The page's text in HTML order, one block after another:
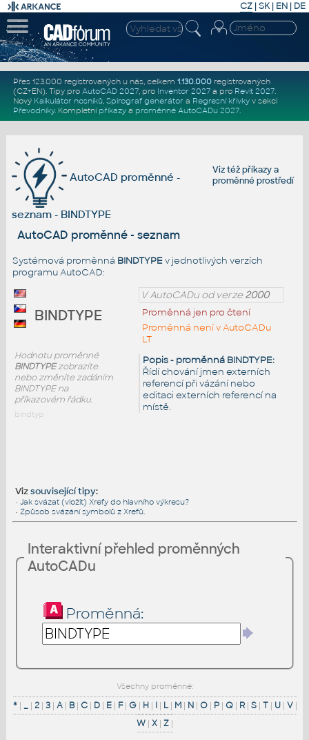
CZ | SK| EN | DE
Přes 123.000 registrovaných u nás, celkem 1.130.000registrovaných
(CZ+EN). Tipy pro AutoCAD 2027, pro Inventor 2027a pro Revit 2027.
Nový Kalkulátor nosníků, Spirograf generátor a Regresní křivkyv sekci
Převodníky. Kompletní příkazya proměnné AutoCADu 2027.
Viz téžpříkazya
proměnné prostředí
AutoCAD proměnné -
seznam - BINDTYPE
AutoCAD proměnné - seznam
Systémová proměnná BINDTYPEv jednotlivých verzích
programu AutoCAD:
V AutoCADu od verze2000
Proměnná jen pro čtení
Proměnná není v AutoCADu
LT
Popis - proměnná BINDTYPE:
Řídí chování jmen externích
referencí při vázání nebo
editaci externích referencí na
místě.
BINDTYPE
Hodnotu proměnné
BINDTYPEzobrazíte
nebo změníte zadáním
BINDTYPE na
příkazovém řádku.
bindtyp
Vizsouvisející tipy:
• Jak svázat (vložit) Xrefy do hlavního výkresu?
• Způsob svázání symbolů z Xrefů.
Interaktivní přehled proměnných
AutoCADu
Proměnná:
Všechny proměnné:
*| _| 2| 3| A| B| C| D| E| F| G| H| I| L| M| N| O| P| Q| R| S| T| U| V|
W | X | Z |